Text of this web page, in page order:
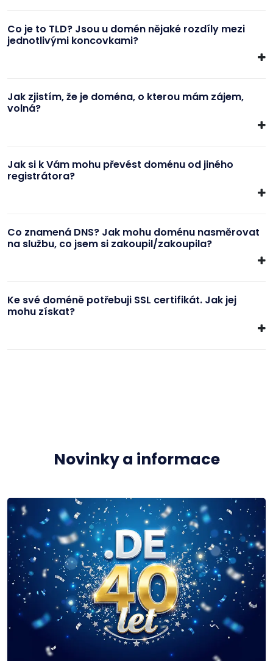
Co je to TLD? Jsou u domén nějaké rozdíly mezi
jednotlivými koncovkami?
Jak zjistím, že je doména, o kterou mám zájem,
volná?
Jak si k Vám mohu převést doménu od jiného
registrátora?
Co znamená DNS? Jak mohu doménu nasměrovat
na službu, co jsem si zakoupil/zakoupila?
Ke své doméně potřebuji SSL certifikát. Jak jej
mohu získat?
Novinky a informace